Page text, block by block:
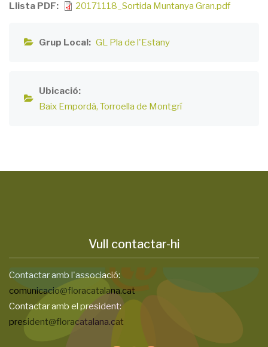
Llista PDF
20171118_Sortida Muntanya Gran.pdf
Grup Local GL Pla de l'Estany
Ubicació
Baix Empordà Torroella de Montgrí
Vull contactar-hi
Contactar amb l'associació:
comunicacio@floracatalana.cat
Contactar amb el president:
president@floracatalana.cat